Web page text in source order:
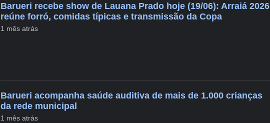
Barueri recebe show de Lauana Prado hoje (19/06): Arraiá 2026
reúne forró, comidas típicas e transmissão da Copa
1 mês atrás
Barueri acompanha saúde auditiva de mais de 1.000 crianças
da rede municipal
1 mês atrás